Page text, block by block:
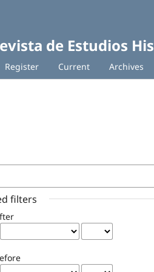
de Estudios
Register Current Archives
filters